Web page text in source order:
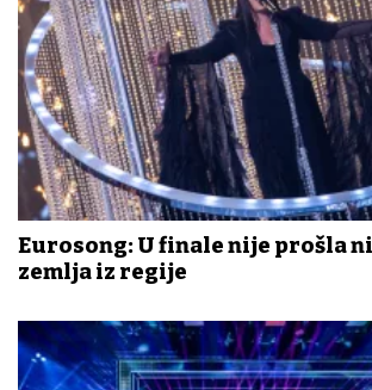
Eurosong: U finale nije prošla
zemlja iz regije